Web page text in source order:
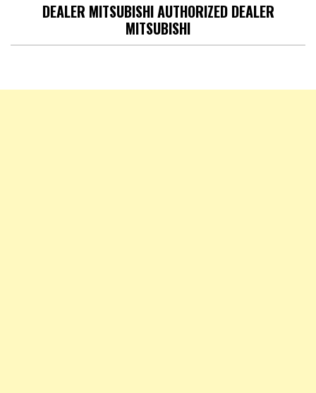
DEALER MITSUBISHI AUTHORIZED DEALER
MITSUBISHI